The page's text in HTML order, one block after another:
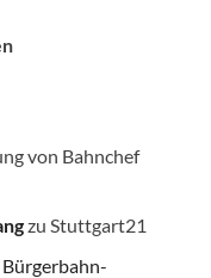
von Bahnchef
zu Stuttgart21